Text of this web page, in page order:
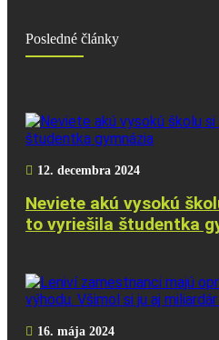
Posledné články
12. decembra 2024
Neviete akú vysokú
to vyriešila študentka
16. mája 2024